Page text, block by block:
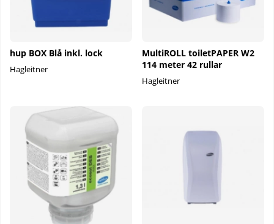
hup BOX Blå inkl. lock
Hagleitner
MultiROLL toiletPAPER W2
114 meter 42 rullar
Hagleitner